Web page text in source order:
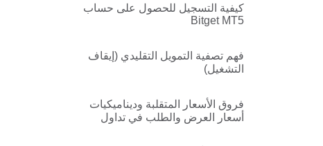
كيفية التسجيل للحصول على حساب
Bitget MT5
فهم تصفية التمويل التقليدي (إيقاف
التشغيل)
فروق الأسعار المتقلبة وديناميكيات
أسعار العرض والطلب في تداول